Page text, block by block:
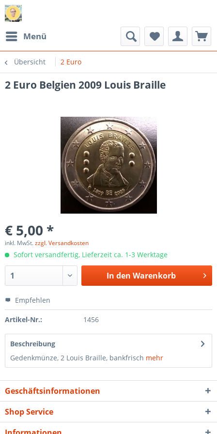
Menü
Übersicht 2 Euro
2 Euro Belgien 2009 Louis Braille
€ 5,00 *
inkl. MwSt.zzgl. Versandkosten
Sofort versandfertig, Lieferzeit ca. 1-3 Werktage
In den Warenkorb
Empfehlen
Artikel-Nr.: 1456
Beschreibung
Gedenkmünze, 2 Louis Braille, bankfrisch mehr
Geschäftsinformationen
Shop Service